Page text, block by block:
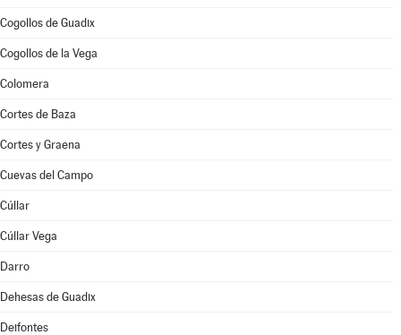
Cogollos de Guadix
Cogollos de la Vega
Colomera
Cortes de Baza
Cortes y Graena
Cuevas del Campo
Cúllar
Cúllar Vega
Darro
Dehesas de Guadix
Deifontes